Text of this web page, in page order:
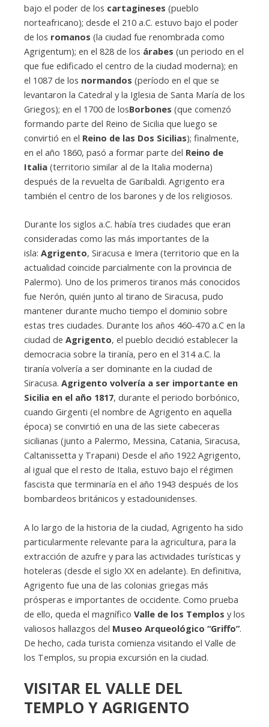
bajo el poder de los cartagineses (pueblo
norteafricano); desde el 210 a.C. estuvo bajo el poder
de los romanos (la ciudad fue renombrada como
Agrigentum); en el 828 de los árabes (un periodo en el
que fue edificado el centro de la ciudad moderna); en
el 1087 de los normandos (período en el que se
levantaron la Catedral y la Iglesia de Santa María de los
Griegos); en el 1700 de losBorbones (que comenzó
formando parte del Reino de Sicilia que luego se
convirtió en el Reino de las Dos Sicilias); finalmente,
en el año 1860, pasó a formar parte del Reino de
Italia (territorio similar al de la Italia moderna)
después de la revuelta de Garibaldi. Agrigento era
también el centro de los barones y de los religiosos.
Durante los siglos a.C. había tres ciudades que eran
consideradas como las más importantes de la
isla: Agrigento, Siracusa e Imera (territorio que en la
actualidad coincide parcialmente con la provincia de
Palermo). Uno de los primeros tiranos más conocidos
fue Nerón, quién junto al tirano de Siracusa, pudo
mantener durante mucho tiempo el dominio sobre
estas tres ciudades. Durante los años 460-470 a.C en la
ciudad de Agrigento, el pueblo decidió establecer la
democracia sobre la tiranía, pero en el 314 a.C. la
tiranía volvería a ser dominante en la ciudad de
Siracusa. Agrigento volvería a ser importante en
Sicilia en el año 1817, durante el periodo borbónico,
cuando Girgenti (el nombre de Agrigento en aquella
época) se convirtió en una de las siete cabeceras
sicilianas (junto a Palermo, Messina, Catania, Siracusa,
Caltanissetta y Trapani) Desde el año 1922 Agrigento,
al igual que el resto de Italia, estuvo bajo el régimen
fascista que terminaría en el año 1943 después de los
bombardeos británicos y estadounidenses.
A lo largo de la historia de la ciudad, Agrigento ha sido
particularmente relevante para la agricultura, para la
extracción de azufre y para las actividades turísticas y
hoteleras (desde el siglo XX en adelante). En definitiva,
Agrigento fue una de las colonias griegas más
prósperas e importantes de occidente. Como prueba
de ello, queda el magnífico Valle de los Templos y los
valiosos hallazgos del Museo Arqueológico “Griffo”.
De hecho, cada turista comienza visitando el Valle de
los Templos, su propia excursión en la ciudad.
VISITAR EL VALLE DEL
TEMPLO Y AGRIGENTO